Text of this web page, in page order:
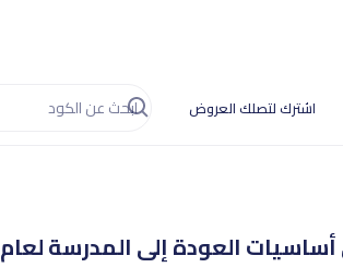
اشترك لتصلك العروض
العودة إلى المدرسة لعام